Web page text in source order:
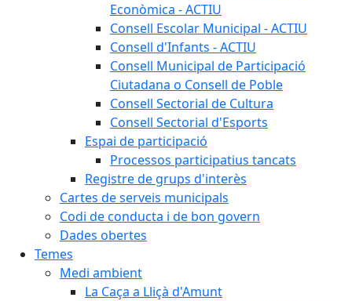
Econòmica - ACTIU
Consell Escolar Municipal - ACTIU
Consell d'Infants - ACTIU
Consell Municipal de Participació
Ciutadana o Consell de Poble
Consell Sectorial de Cultura
Consell Sectorial d'Esports
Espai de participació
Processos participatius tancats
Registre de grups d'interès
Cartes de serveis municipals
Codi de conducta i de bon govern
Dades obertes
Temes
Medi ambient
La Caça a Lliçà d'Amunt